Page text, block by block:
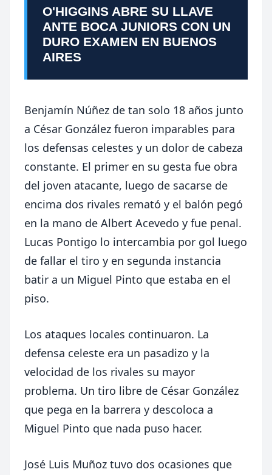
O'HIGGINS ABRE SU LLAVE
ANTE BOCA JUNIORS CON UN
DURO EXAMEN EN BUENOS
AIRES
Benjamín Núñez de tan solo 18 años junto
a César González fueron imparables para
los defensas celestes y un dolor de cabeza
constante. El primer en su gesta fue obra
del joven atacante, luego de sacarse de
encima dos rivales remató y el balón pegó
en la mano de Albert Acevedo y fue penal.
Lucas Pontigo lo intercambia por gol luego
de fallar el tiro y en segunda instancia
batir a un Miguel Pinto que estaba en el
piso.
Los ataques locales continuaron. La
defensa celeste era un pasadizo y la
velocidad de los rivales su mayor
problema. Un tiro libre de César González
que pega en la barrera y descoloca a
Miguel Pinto que nada puso hacer.
José Luis Muñoz tuvo dos ocasiones que